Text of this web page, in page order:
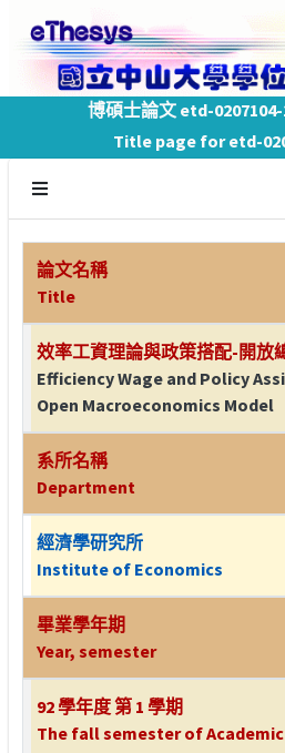
博碩士論文 etd-
Title page for etd-
論文名稱
Title
效率工資理論與政策搭配-開放
Efficiency Wage and Policy
Open Macroeconomics Model
系所名稱
Department
經濟學研究所
Institute of Economics
畢業學年期
Year, semester
92 學年度 第 1 學期
The fall semester of Academic